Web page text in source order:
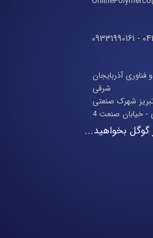
فناوری آذربایجان
شرقی
شهرک صنعتی
- خیابان صنعت 4
گوگل بخواهید...